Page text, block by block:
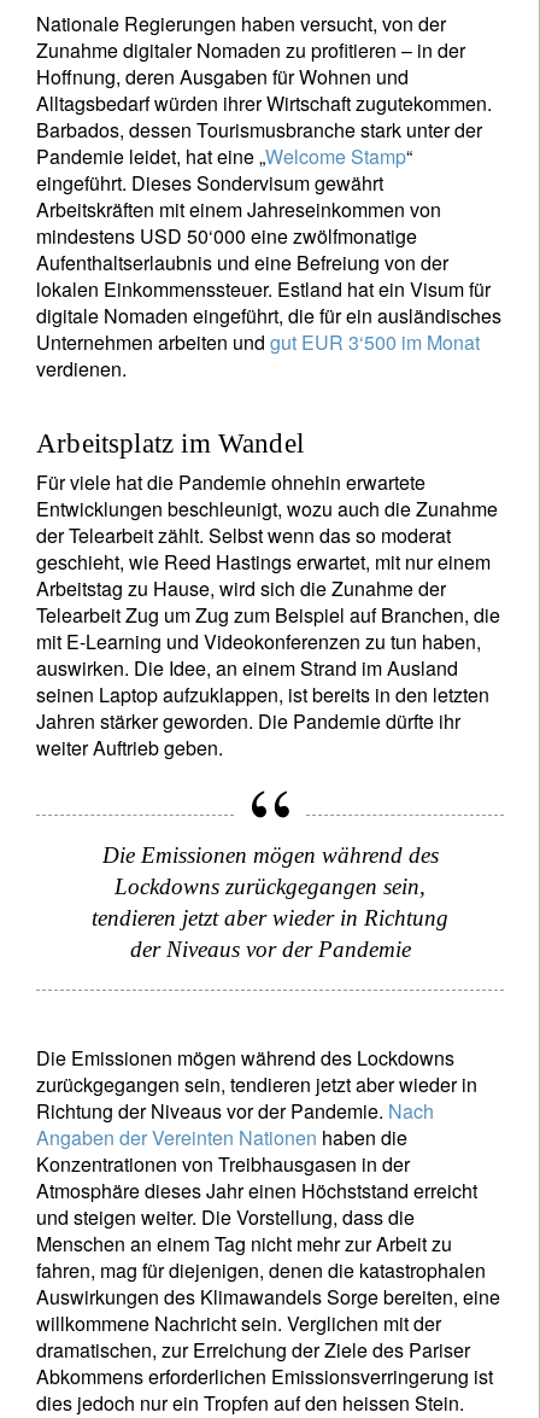
Nationale Regierungen haben versucht, von der
Zunahme digitaler Nomaden zu profitieren – in der
Hoffnung, deren Ausgaben für Wohnen und
Alltagsbedarf würden ihrer Wirtschaft zugutekommen.
Barbados, dessen Tourismusbranche stark unter der
Pandemie leidet, hat eine „Welcome Stamp“
eingeführt. Dieses Sondervisum gewährt
Arbeitskräften mit einem Jahreseinkommen von
mindestens USD 50‘000 eine zwölfmonatige
Aufenthaltserlaubnis und eine Befreiung von der
lokalen Einkommenssteuer. Estland hat ein Visum für
digitale Nomaden eingeführt, die für ein ausländisches
Unternehmen arbeiten und gut EUR 3‘500 im Monat
verdienen.
Arbeitsplatz im Wandel
Für viele hat die Pandemie ohnehin erwartete
Entwicklungen beschleunigt, wozu auch die Zunahme
der Telearbeit zählt. Selbst wenn das so moderat
geschieht, wie Reed Hastings erwartet, mit nur einem
Arbeitstag zu Hause, wird sich die Zunahme der
Telearbeit Zug um Zug zum Beispiel auf Branchen, die
mit E-Learning und Videokonferenzen zu tun haben,
auswirken. Die Idee, an einem Strand im Ausland
seinen Laptop aufzuklappen, ist bereits in den letzten
Jahren stärker geworden. Die Pandemie dürfte ihr
weiter Auftrieb geben.
Die Emissionen mögen während des
Lockdowns zurückgegangen sein,
tendieren jetzt aber wieder in Richtung
der Niveaus vor der Pandemie
Die Emissionen mögen während des Lockdowns
zurückgegangen sein, tendieren jetzt aber wieder in
Richtung der Niveaus vor der Pandemie. Nach
Angaben der Vereinten Nationen haben die
Konzentrationen von Treibhausgasen in der
Atmosphäre dieses Jahr einen Höchststand erreicht
und steigen weiter. Die Vorstellung, dass die
Menschen an einem Tag nicht mehr zur Arbeit zu
fahren, mag für diejenigen, denen die katastrophalen
Auswirkungen des Klimawandels Sorge bereiten, eine
willkommene Nachricht sein. Verglichen mit der
dramatischen, zur Erreichung der Ziele des Pariser
Abkommens erforderlichen Emissionsverringerung ist
dies jedoch nur ein Tropfen auf den heissen Stein.